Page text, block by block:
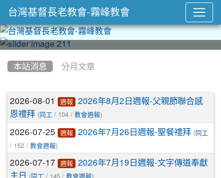
本站消息 分月文章
文章列表
2026-08-01 週報
2026年8月2日週報-父親節聯合感
恩禮拜 (同工 / 104 / 教會週報)
2026-07-25 週報 2026年7月26日週報-聖餐禮拜 (同工
/ 152 / 教會週報)
2026-07-17 週報
2026年7月19日週報-文字傳道奉獻
主日 (同工 / 145 / 教會週報)
台灣基督長老教會-霧峰教會